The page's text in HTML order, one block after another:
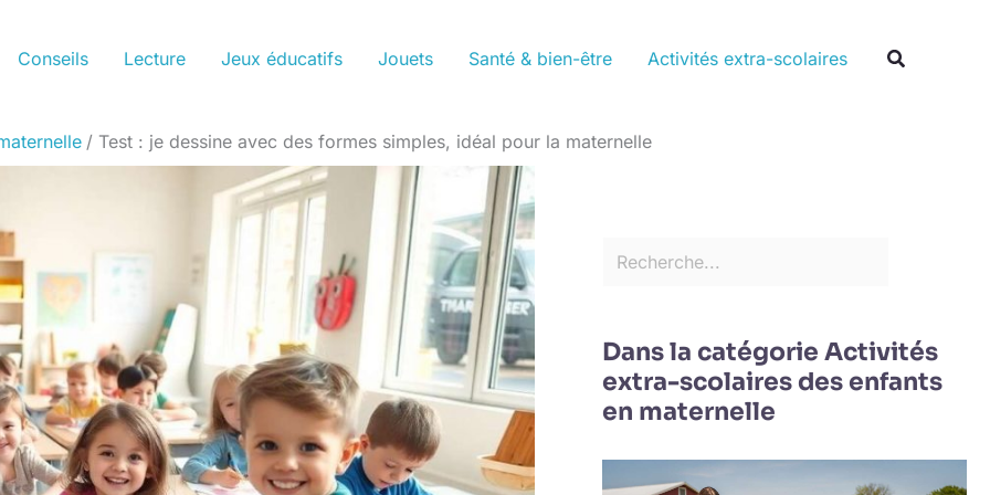
Conseils Lecture Jeux éducatifs Jouets Santé & bien-être Activités extra-scolaires
Test : je dessine avec des formes simples, idéal pour la maternelle
Dans la catégorie Activités
extra-scolaires des enfants
en maternelle